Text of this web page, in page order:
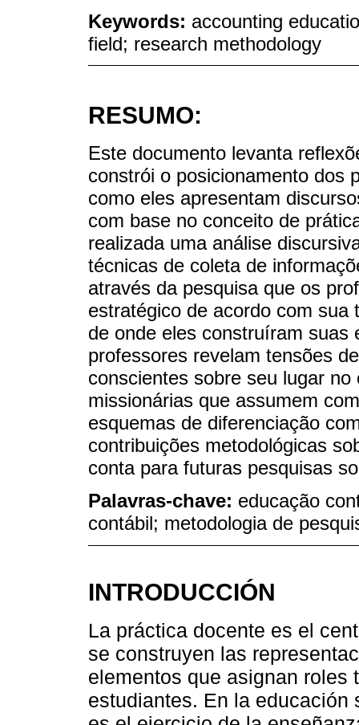
Keywords: accounting
field; research methodology
RESUMO:
Este documento levanta
constrói o posicionamento dos
como eles apresentam
com base no conceito de
realizada uma análise
técnicas de coleta de
através da pesquisa que os
estratégico de acordo com sua
de onde eles construíram suas
professores revelam tensões
conscientes sobre seu lugar
missionárias que assumem
esquemas de diferenciação
contribuições metodológicas
conta para futuras pesquisas
Palavras-chave: educação
contábil; metodologia de
INTRODUCCIÓN
La práctica docente es el
se construyen las
elementos que asignan roles
estudiantes. En la educación